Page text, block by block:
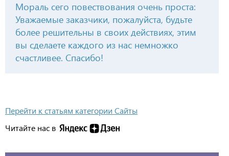
Мораль сего повествования очень проста:
Уважаемые заказчики, пожалуйста, будьте
более решительны в своих действиях, этим
вы сделаете каждого из нас немножко
счастливее. Спасибо!
Перейти к статьям категории Сайты
Читайте нас в